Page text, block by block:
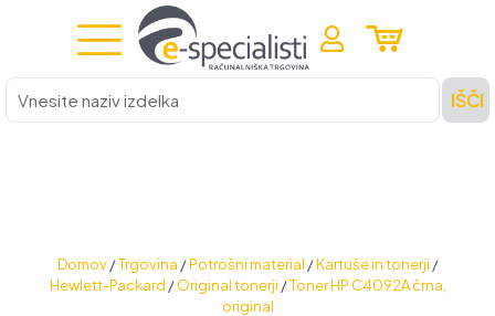
Vnesite
naziv
izdelka
IŠČI
Domov /Trgovina /Potrošni material /Kartuše in tonerji /
Hewlett-Packard / Original tonerji /Toner HP C4092A črna,
original